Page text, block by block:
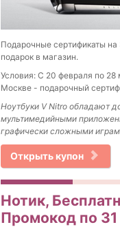
Подарочные сертификаты
подарок в магазин.
Условия: С 20 февраля по 28
Москве - подарочный
Ноутбуки V Nitro обладают
мультимедийными
графически сложными
Открыть купон
Нотик,
Промокод по